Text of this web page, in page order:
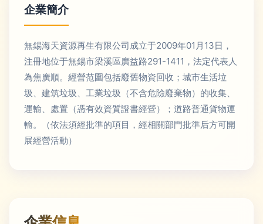
企業簡介
無錫海天資源再生有限公司成立于2009年01月13日，
注冊地位于無錫市梁溪區廣益路291-1411，法定代表人
為焦廣順。經營范圍包括廢舊物資回收；城市生活垃
圾、建筑垃圾、工業垃圾（不含危險廢棄物）的收集、
運輸、處置（憑有效資質證書經營）；道路普通貨物運
輸。（依法須經批準的項目，經相關部門批準后方可開
展經營活動）